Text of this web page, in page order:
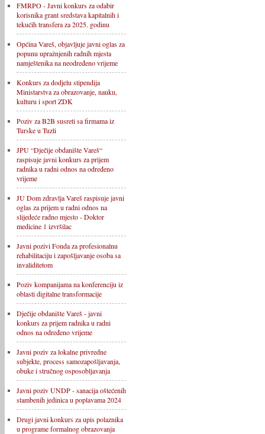
FMRPO - Javni konkurs za odabir
korisnika grant sredstava kapitalnih i
tekućih transfera za 2025. godinu
Općina Vareš, objavljuje javni oglas za
popunu upražnjenih radnih mjesta
namještenika na neodređeno vrijeme
Konkurs za dodjelu stipendija
Ministarstva za obrazovanje, nauku,
kulturu i sport ZDK
Poziv za B2B susreti sa firmama iz
Turske u Tuzli
JPU “Dječije obdanište Vareš“
raspisuje javni konkurs za prijem
radnika u radni odnos na određeno
vrijeme
JU Dom zdravlja Vareš raspisuje javni
oglas za prijem u radni odnos na
slijedeće radno mjesto - Doktor
medicine 1 izvršilac
Javni pozivi Fonda za profesionalnu
rehabilitaciju i zapošljavanje osoba sa
invaliditetom
Poziv kompanijama na konferenciju iz
oblasti digitalne transformacije
Dječije obdanište Vareš - javni
konkurs za prijem radnika u radni
odnos na određeno vrijeme
Javni poziv za lokalne privredne
subjekte, process samozapošljavanja,
obuke i stručnog osposobljavanja
Javni poziv UNDP - sanacija oštećenih
stambenih jedinica u poplavama 2024
Drugi javni konkurs za upis polaznika
u programe formalnog obrazovanja